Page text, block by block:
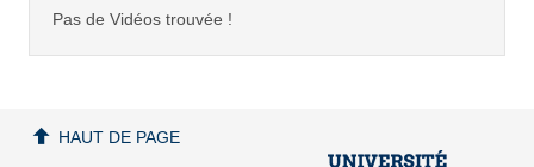
Pas de Vidéos trouvée !
HAUT DE PAGE